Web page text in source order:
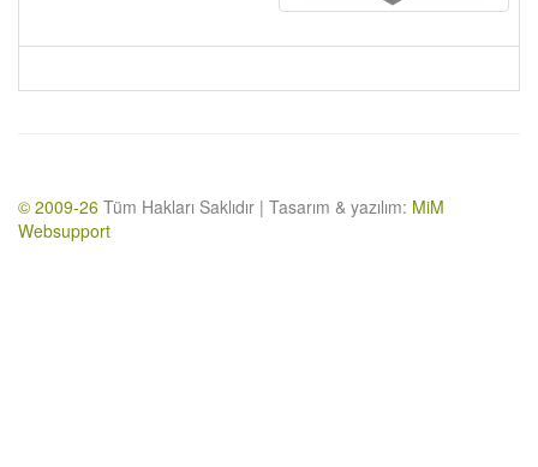
© 2009-26 Tüm Hakları Saklıdır | Tasarım & yazılım: MiM
Websupport